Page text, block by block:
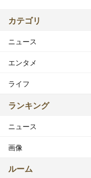
カテゴリ
ニュース
エンタメ
ライフ
ランキング
ニュース
画像
ルーム